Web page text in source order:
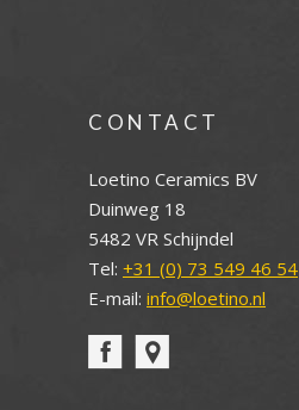
CONTACT
Loetino Ceramics BV
Duinweg 18
5482 VR Schijndel
Tel: +31 (0) 73 549 46 54
E-mail: info@loetino.nl